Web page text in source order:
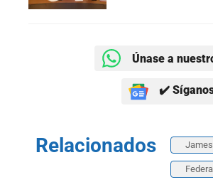
Únase a
✔️
Relacionados